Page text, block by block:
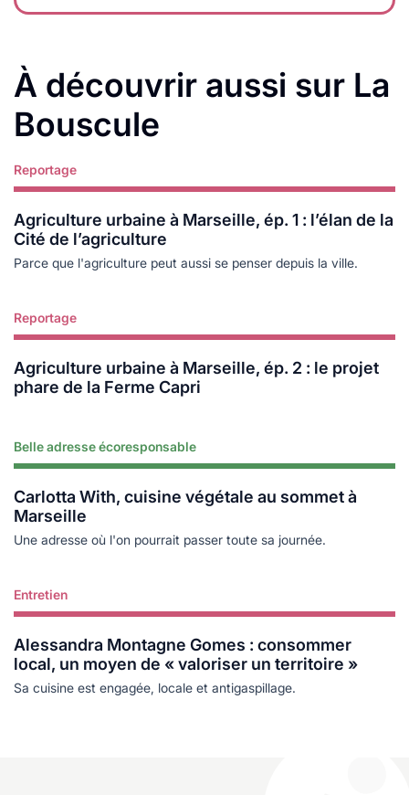
À découvrir aussi sur La
Bouscule
Reportage
Agriculture urbaine à Marseille, ép. 1 : l’élan de la
Cité de l’agriculture
Parce que l'agriculture peut aussi se penser depuis la ville.
Lire plus
Reportage
Agriculture urbaine à Marseille, ép. 2 : le projet
phare de la Ferme Capri
Lire plus
Belle adresse écoresponsable
Carlotta With, cuisine végétale au sommet à
Marseille
Une adresse où l'on pourrait passer toute sa journée.
Lire plus
Entretien
Alessandra Montagne Gomes : consommer
local, un moyen de « valoriser un territoire »
Sa cuisine est engagée, locale et antigaspillage.
Lire plus